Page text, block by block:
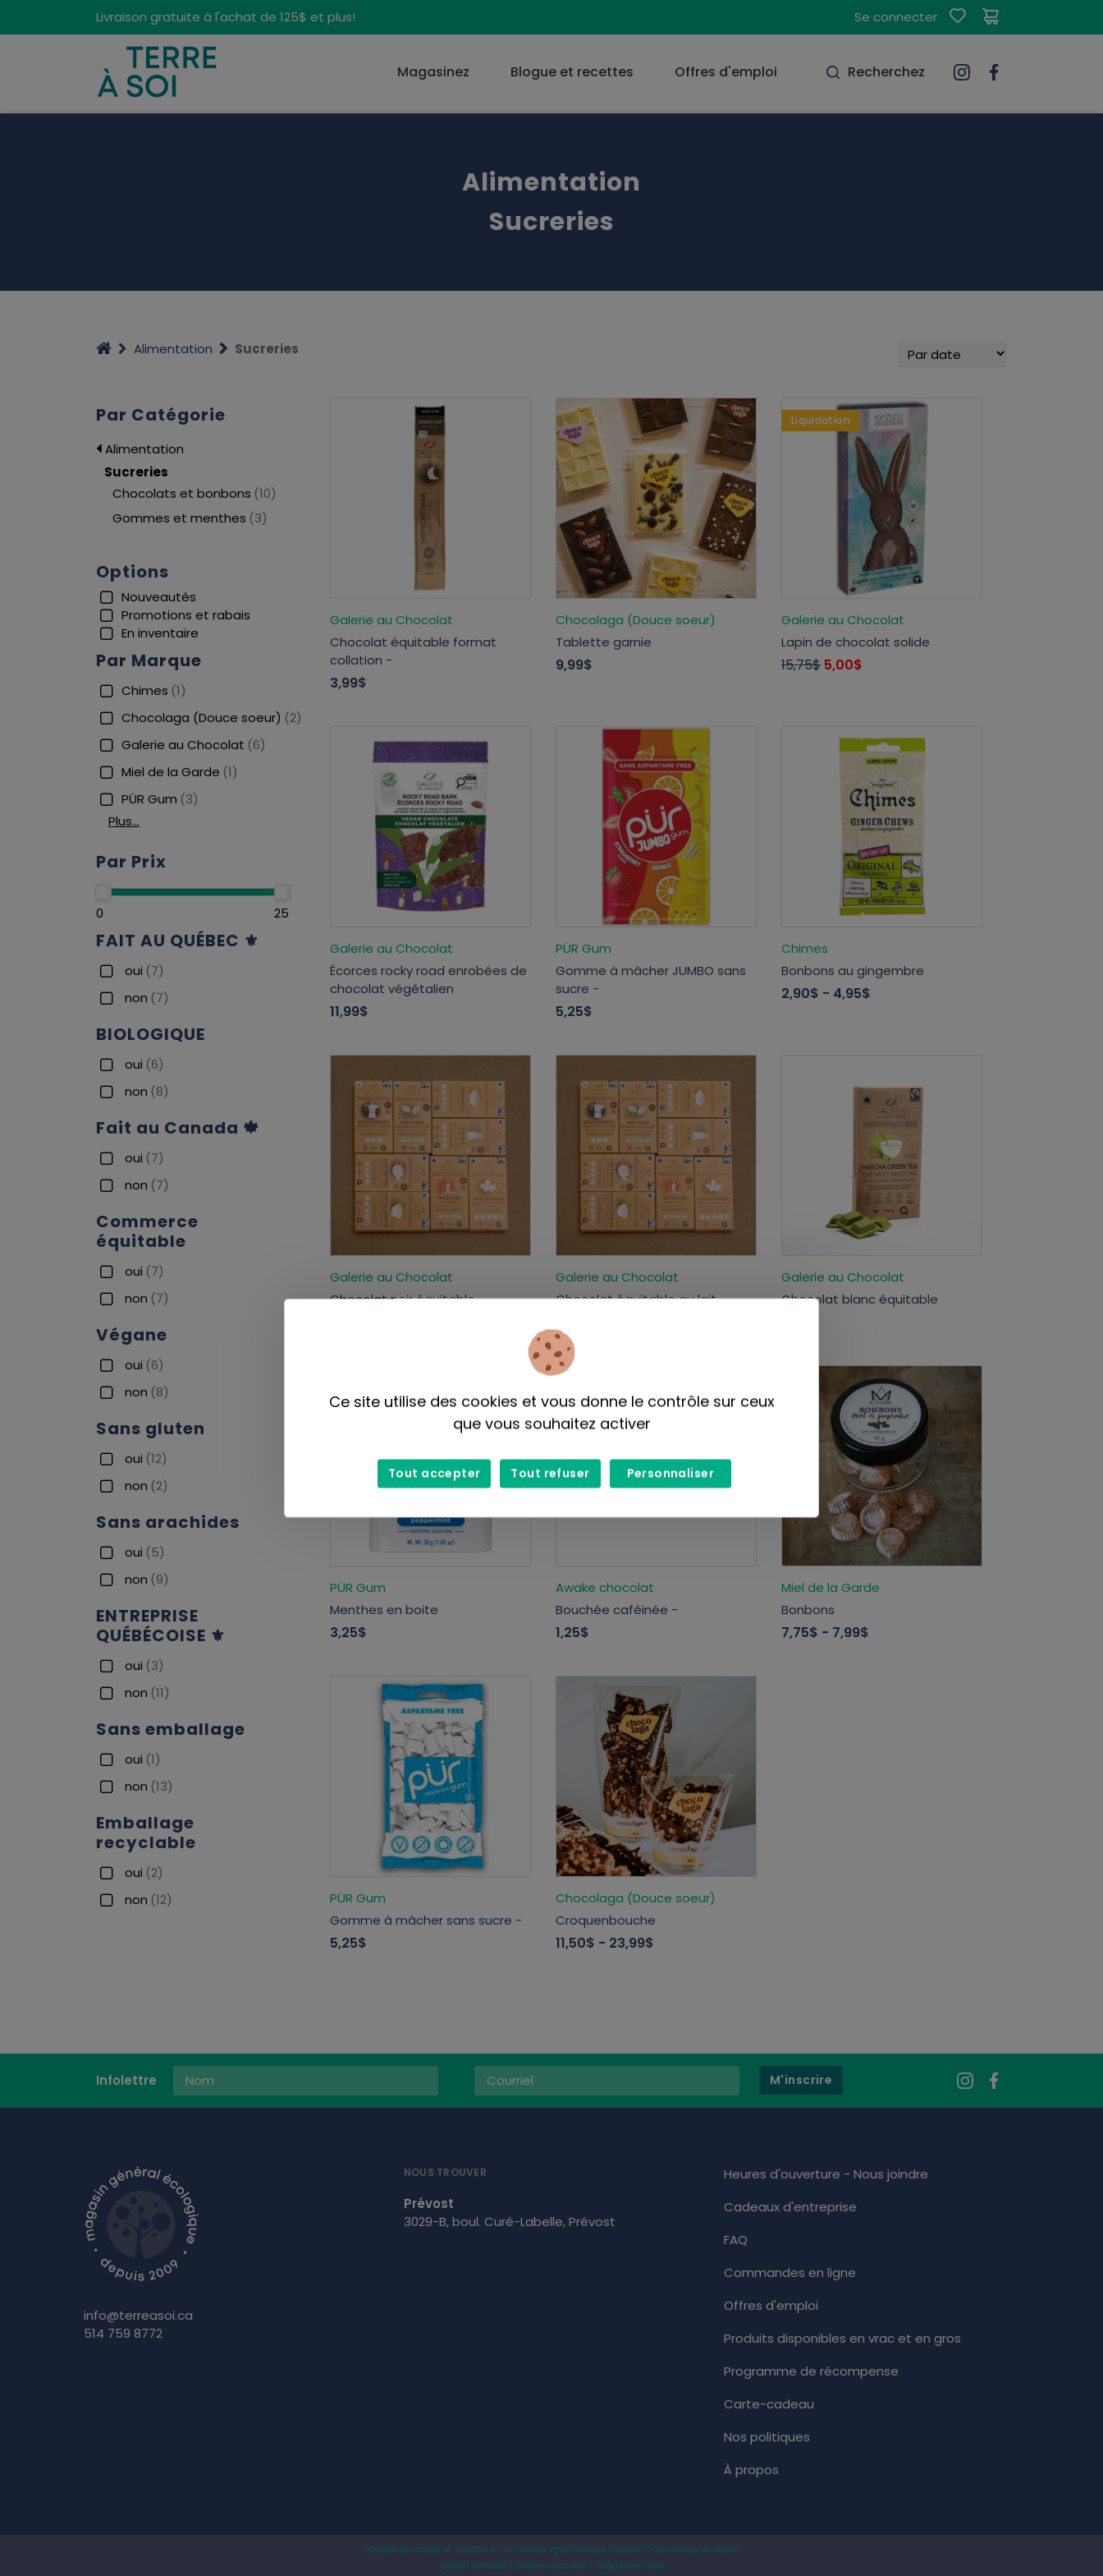
Livraison gratuite à l'achat de 125$ et plus! Se connecter
Magasinez Blogue et recettes Offres d'emploi Recherchez
Alimentation
Sucreries
Alimentation Sucreries
Par Catégorie
Alimentation
Sucreries
Chocolats et bonbons (10)
Gommes et menthes (3)
Options
Nouveautés
Promotions et rabais
En inventaire
Par Marque
Chimes (1)
Chocolaga (Douce soeur) (2)
Galerie au Chocolat (6)
Miel de la Garde (1)
PÜR Gum (3)
Plus…
Par Prix
0 25
FAIT AU QUÉBEC ⚜
oui (7)
non (7)
BIOLOGIQUE
oui (6)
non (8)
Fait au Canada 🍁
oui (7)
non (7)
Commerce
équitable
oui (7)
non (7)
Végane
oui (6)
non (8)
Sans gluten
oui (12)
non (2)
Sans arachides
oui (5)
non (9)
ENTREPRISE
QUÉBÉCOISE ⚜
oui (3)
non (11)
Sans emballage
oui (1)
non (13)
Emballage
recyclable
oui (2)
non (12)
Galerie au Chocolat
Chocolat équitable format
collation -
3,99$
Chocolaga (Douce soeur)
Tablette garnie
9,99$
Liquidation
Galerie au Chocolat
Lapin de chocolat solide
15,75$ 5,00$
Galerie au Chocolat
Écorces rocky road enrobées de
chocolat végétalien
11,99$
PÜR Gum
Gomme à mâcher JUMBO sans
sucre -
5,25$
Chimes
Bonbons au gingembre
2,90$ - 4,95$
Galerie au Chocolat
Chocolat noir équitable -
Galerie au Chocolat
Chocolat équitable au lait
Galerie au Chocolat
Chocolat blanc équitable
PÜR Gum
Menthes en boite
3,25$
Awake chocolat
Bouchée caféinée -
1,25$
Miel de la Garde
Bonbons
7,75$ - 7,99$
PÜR Gum
Gomme à mâcher sans sucre -
5,25$
Chocolaga (Douce soeur)
Croquenbouche
11,50$ - 23,99$
Infolettre M'inscrire
info@terreasoi.ca
514 759 8772
NOUS TROUVER
Prévost
3029-B, boul. Curé-Labelle, Prévost
Heures d'ouverture - Nous joindre
Cadeaux d'entreprise
FAQ
Commandes en ligne
Offres d'emploi
Produits disponibles en vrac et en gros
Programme de récompense
Carte-cadeau
Nos politiques
À propos
Logiciel de caisse et solution e-commerce synchronisés Comelin | Commerce de détail
Option Diversité | Gestion assistée > Intégration web
Panneau de gestion des cookies
Ce site utilise des cookies et vous donne le contrôle sur ceux
que vous souhaitez activer
Tout accepter Tout refuser Personnaliser